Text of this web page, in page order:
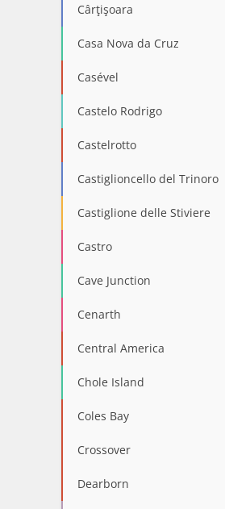
Cârţişoara
Casa Nova da Cruz
Casével
Castelo Rodrigo
Castelrotto
Castiglioncello del Trinoro
Castiglione delle Stiviere
Castro
Cave Junction
Cenarth
Central America
Chole Island
Coles Bay
Crossover
Dearborn